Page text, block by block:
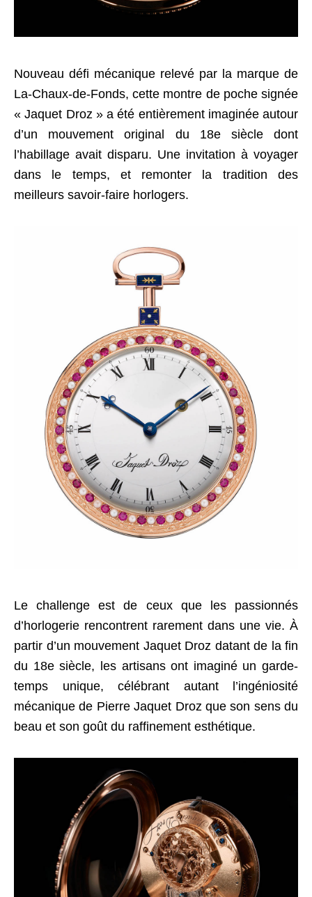
Nouveau défi mécanique relevé par la marque de
La-Chaux-de-Fonds, cette montre de poche signée
« Jaquet Droz » a été entièrement imaginée autour
d’un mouvement original du 18e siècle dont
l’habillage avait disparu. Une invitation à voyager
dans le temps, et remonter la tradition des
meilleurs savoir-faire horlogers.
Le challenge est de ceux que les passionnés
d’horlogerie rencontrent rarement dans une vie. À
partir d’un mouvement Jaquet Droz datant de la fin
du 18e siècle, les artisans ont imaginé un garde-
temps unique, célébrant autant l’ingéniosité
mécanique de Pierre Jaquet Droz que son sens du
beau et son goût du raffinement esthétique.